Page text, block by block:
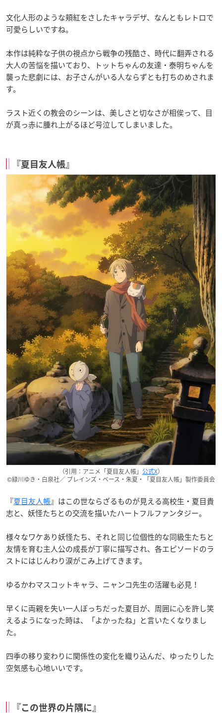
文化人形のような頬紅をさしたキャラデザ、なんともレトロで
可愛らしいですね。
本作は純粋な子供の視点から戦争の残酷さ、時代に翻弄される
大人の苦悩を描いており、トットちゃんの友達・泰明ちゃんを
襲った悲劇には、お子さんがいる人ならずとも打ちのめされま
す。
ラスト近くの教会のシーンは、美しさと切なさが相俟って、目
が真っ赤に腫れ上がるほど号泣してしまいました。
『夏目友人帳』
（引用：アニメ「夏目友人帳」 公式X）
©緑川ゆき・白泉社／ ブレインズ・ベース・朱夏・「夏目友人帳」製作委員会
『夏目友人帳』はこの世ならざるものが見える高校生・夏目貴
志と、妖怪たちとの交流を描いたハートフルファンタジー。
様々なワケあり妖怪たち、それと同じ位個性的な同級生たちと
友情を育む主人公の成長が丁寧に描写され、各エピソードのラ
ストにはじんわり涙がこみ上げてきます。
ゆるかわマスコットキャラ、ニャンコ先生の活躍も必見！
早くに両親を失い一人ぼっちだった夏目が、周囲に心を許し笑
えるようになった時は、「よかったね」と言いたくなりまし
た。
四季の移り変わりに関係性の変化を織り込んだ、ゆったりした
空気感も心地いいです。
『この世界の片隅に』